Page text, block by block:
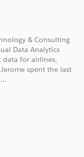
& Consulting
Data Analytics
for airlines,
spent the last